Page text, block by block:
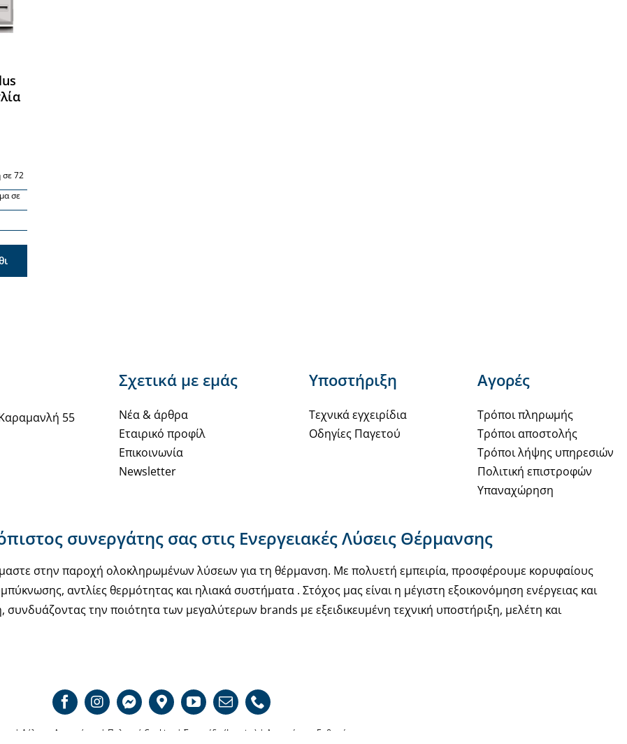
σε 72
σε
55
Σχετικά με εμάς
Νέα & άρθρα
Εταιρικό προφίλ
Επικοινωνία
Newsletter
Υποστήριξη
Τεχνικά εγχειρίδια
Οδηγίες Παγετού
Αγορές
Τρόποι πληρωμής
Τρόποι αποστολής
Τρόποι λήψης υπηρεσιών
Πολιτική επιστροφών
Υπαναχώρηση
συνεργάτης σας στις Ενεργειακές Λύσεις Θέρμανσης
στην παροχή ολοκληρωμένων λύσεων για τη θέρμανση. Με πολυετή εμπειρία, προσφέρουμε κορυφαίους
αντλίες θερμότητας και ηλιακά συστήματα . Στόχος μας είναι η μέγιστη εξοικονόμηση ενέργειας και
συνδυάζοντας την ποιότητα των μεγαλύτερων brands με εξειδικευμένη τεχνική υποστήριξη, μελέτη και
| Δήλωση Απορρήτου | Πολιτική Cookies | Σφραγίδα (Imprint) | Αποποίησης Ευθυνών